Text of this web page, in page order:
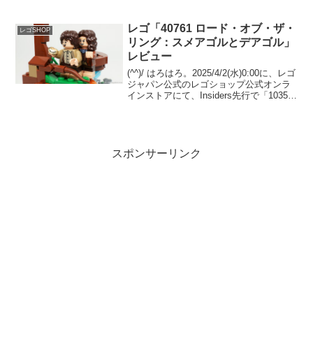
事レゴショ...
レゴSHOP
レゴ「40761 ロード・オブ・ザ・
リング：スメアゴルとデアゴル」
レビュー
(^^)/ はろはろ。2025/4/2(水)0:00に、レゴ
ジャパン公式のレゴショップ公式オンラ
インストアにて、Insiders先行で「10354
スポンサーリンク